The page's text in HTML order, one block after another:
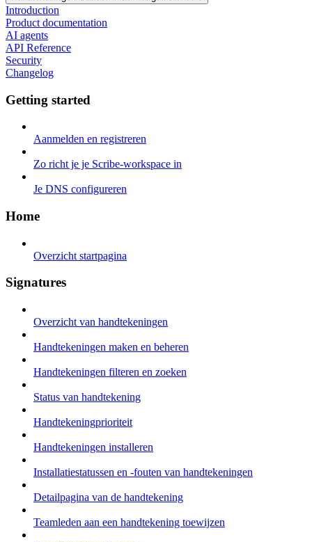
Introduction
Product documentation
AI agents
API Reference
Security
Changelog
Getting started
Aanmelden en registreren
Zo richt je je Scribe-workspace in
Je DNS configureren
Home
Overzicht startpagina
Signatures
Overzicht van handtekeningen
Handtekeningen maken en beheren
Handtekeningen filteren en zoeken
Status van handtekening
Handtekeningprioriteit
Handtekeningen installeren
Installatiestatussen en -fouten van handtekeningen
Detailpagina van de handtekening
Teamleden aan een handtekening toewijzen